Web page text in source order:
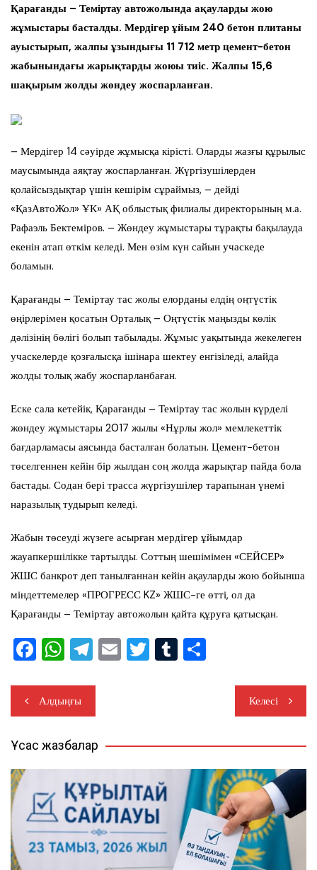
Қарағанды – Теміртау автожолында ақауларды жою
жұмыстары басталды. Мердігер ұйым 240 бетон плитаны
ауыстырып, жалпы ұзындығы 11 712 метр цемент-бетон
жабынындағы жарықтарды жоюы тиіс. Жалпы 15,6
шақырым жолды жөндеу жоспарланған.
– Мердігер 14 сәуірде жұмысқа кірісті. Оларды жазғы құрылыс
маусымында аяқтау жоспарланған. Жүргізушілерден
қолайсыздықтар үшін кешірім сұраймыз, – дейді
«ҚазАвтоЖол» ҰК» АҚ облыстық филиалы директорының м.а.
Рафаэль Бектеміров. – Жөндеу жұмыстары тұрақты бақылауда
екенін атап өткім келеді. Мен өзім күн сайын учаскеде
боламын.
Қарағанды – Теміртау тас жолы елорданы елдің оңтүстік
өңірлерімен қосатын Орталық – Оңтүстік маңызды көлік
дәлізінің бөлігі болып табылады. Жұмыс уақытында жекелеген
учаскелерде қозғалысқа ішінара шектеу енгізіледі, алайда
жолды толық жабу жоспарланбаған.
Еске сала кетейік, Қарағанды – Теміртау тас жолын күрделі
жөндеу жұмыстары 2017 жылы «Нұрлы жол» мемлекеттік
бағдарламасы аясында басталған болатын. Цемент-бетон
төселгеннен кейін бір жылдан соң жолда жарықтар пайда бола
бастады. Содан бері трасса жүргізушілер тарапынан үнемі
наразылық тудырып келеді.
Жабын төсеуді жүзеге асырған мердігер ұйымдар
жауапкершілікке тартылды. Соттың шешімімен «СЕЙСЕР»
ЖШС банкрот деп танылғаннан кейін ақауларды жою бойынша
міндеттемелер «ПРОГРЕСС KZ» ЖШС-ге өтті, ол да
Қарағанды – Теміртау автожолын қайта құруға қатысқан.
F
c
e
b
o
o
k
W
at
s
A
p
p
T
e
gr
a
m
E T T
r
Жазба
навигациясы
Алдыңғы Келесі
Ұқсас жазбалар